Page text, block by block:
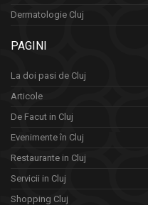
Dermatologie Cluj
PAGINI
La doi pasi de Cluj
Articole
De Facut in Cluj
Evenimente în Cluj
Restaurante in Cluj
Servicii in Cluj
Shopping Cluj